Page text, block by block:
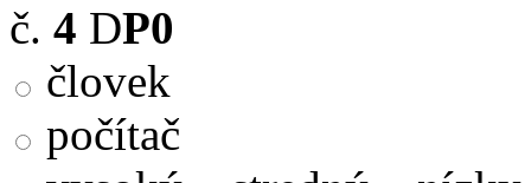
č. 4 DP0
človek
počítač